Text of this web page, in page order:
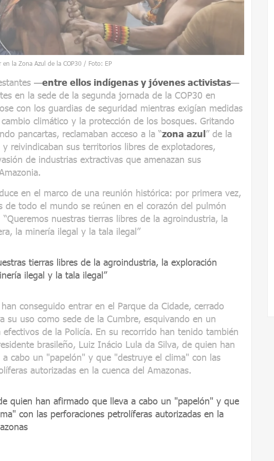
la Zona Azul de la COP30 / Foto: EP
—entre ellos indígenas y jóvenes activistas—
en la sede de la segunda jornada de la COP30 en
con los guardias de seguridad mientras exigían medidas
climático y la protección de los bosques. Gritando
pancartas, reclamaban acceso a la “zona azul” de la
reivindicaban sus territorios libres de explotadores,
de industrias extractivas que amenazan sus
en el marco de una reunión histórica: por primera vez,
de todo el mundo se reúnen en el corazón del pulmón
nuestras tierras libres de la agroindustria, la
la minería ilegal y la tala ilegal”
tierras libres de la agroindustria, la exploración
ilegal y la tala ilegal”
conseguido entrar en el Parque da Cidade, cerrado
su uso como sede de la Cumbre, esquivando en un
de la Policía. En su recorrido han tenido también
brasileño, Luiz Inácio Lula da Silva, de quien han
cabo un "papelón" y que "destruye el clima" con las
autorizadas en la cuenca del Amazonas.
quien han afirmado que lleva a cabo un "papelón" y que
con las perforaciones petrolíferas autorizadas en la